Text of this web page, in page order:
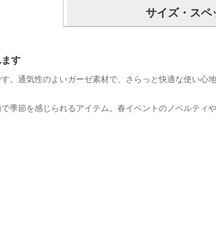
サイズ・スペ
す
。通気性のよいガーゼ素材で、さらっと快適な使い心
季節を感じられるアイテム。春イベントのノベルティ